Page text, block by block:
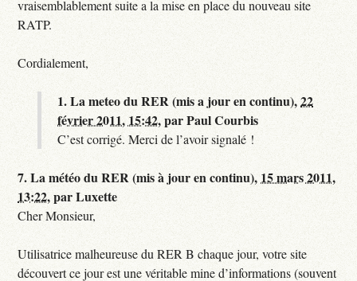
vraisemblablement suite a la mise en place du nouveau site
RATP.
Cordialement,
1.La meteo du RER (mis a jour en continu),22
février 2011, 15:42,parPaul Courbis
C’est corrigé. Merci de l’avoir signalé !
7.La météo du RER (mis à jour en continu), 15 mars 2011,
13:22,parLuxette
Cher Monsieur,
Utilisatrice malheureuse du RER B chaque jour, votre site
découvert ce jour est une véritable mine d’informations (souvent